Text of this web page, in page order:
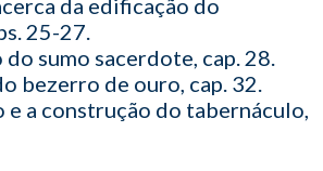
da edificação do
25-27.
sumo sacerdote, cap. 28.
bezerro de ouro, cap. 32.
e a construção do tabernáculo,